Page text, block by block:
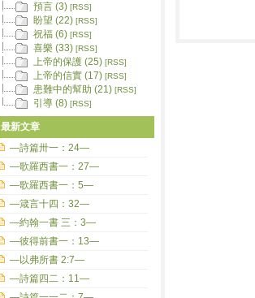
預言 (3) [RSS]
盼望 (22) [RSS]
祝福 (6) [RSS]
喜樂 (33) [RSS]
上帝的保護 (25) [RSS]
上帝的信實 (17) [RSS]
患難中的幫助 (21) [RSS]
引導 (8) [RSS]
最新文章
—詩篇卅一：24—
—歌羅西書一：27—
—歌羅西書一：5—
—箴言十四：32—
—約翰一書 三：3—
—彼得前書一：13—
—以弗所書 2:7—
—詩篇四二：11—